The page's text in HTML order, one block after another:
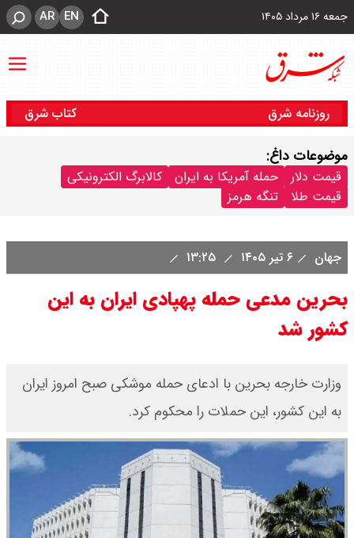
جمعه ۱۶ مرداد ۱۴۰۵ EN
AR
روزنامه شرق کتاب شرق
موضوعات داغ:
قیمت دلار حمله آمریکا به ایران
کالابرگ الکترونیکی
قیمت طلا
تنگه هرمز
جهان ۶ تیر ۱۴۰۵
بحرین مدعی حمله پهپادی ایران به این
کشور شد
وزارت خارجه بحرین با ادعای حمله موشکی صبح امروز ایران
به این کشور، این حملات را محکوم کرد.